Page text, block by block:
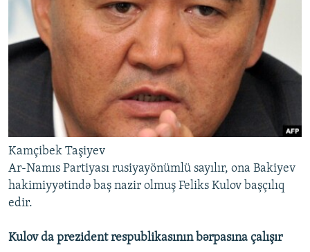
Kamçibek Taşiyev
Ar-Namıs Partiyası rusiyayönümlü sayılır, ona Bakiyev
hakimiyyətində baş nazir olmuş Feliks Kulov başçılıq
edir.
Kulov da prezident respublikasının bərpasına çalışır